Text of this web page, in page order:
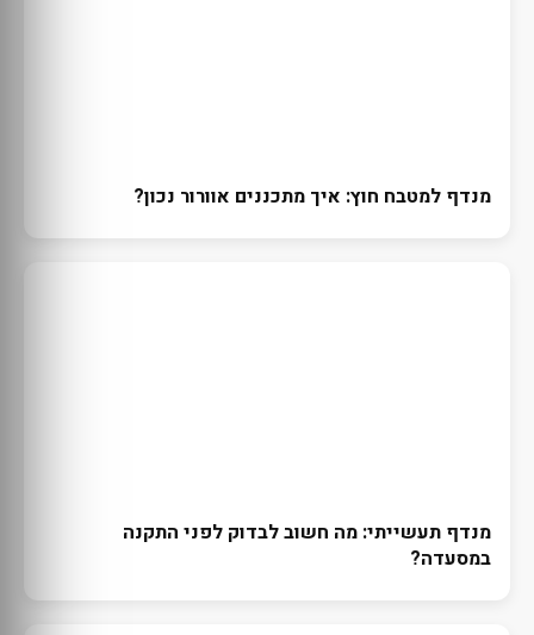
מנדף למטבח חוץ: איך מתכננים אוורור נכון?
מנדף תעשייתי: מה חשוב לבדוק לפני התקנה
במסעדה?